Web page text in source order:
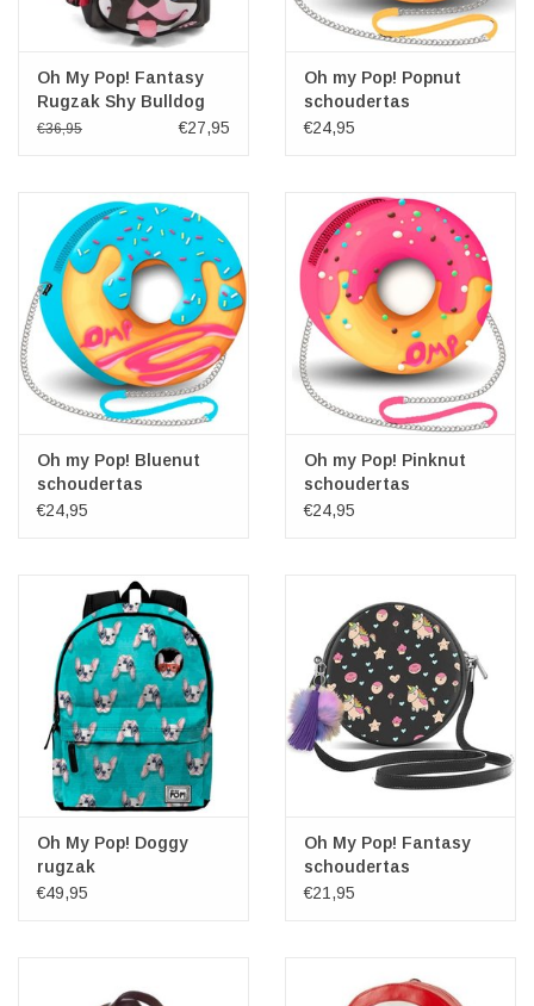
Oh My Pop! Fantasy
Rugzak Shy Bulldog
€36,95 €27,95
Oh my Pop! Popnut
schoudertas
€24,95
Oh my Pop! Bluenut
schoudertas
€24,95
Oh my Pop! Pinknut
schoudertas
€24,95
Oh My Pop! Doggy
rugzak
€49,95
Oh My Pop! Fantasy
schoudertas
Popnicorn
€21,95